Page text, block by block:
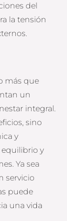
del
la tensión
más que
un
integral.
sino
y
y
Ya sea
servicio
puede
una vida